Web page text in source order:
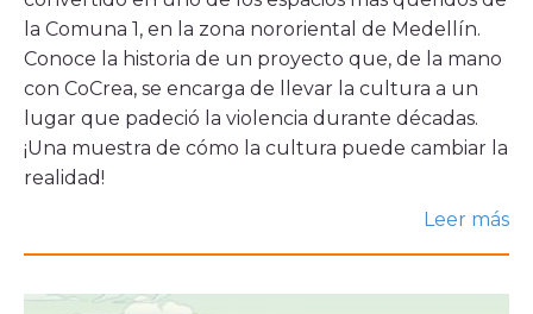
Convocatoria CoCrea 2026
Convocatoria Crea Digital
Convocatoria Territorios
Histórico
Sala de prensa
A+ A-
la Comuna 1, en la zona nororiental de Medellín.
Conoce la historia de un proyecto que, de la mano
con CoCrea, se encarga de llevar la cultura a un
lugar que padeció la violencia durante décadas.
¡Una muestra de cómo la cultura puede cambiar la
realidad!
Leer más